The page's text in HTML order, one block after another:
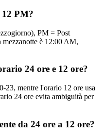
12 PM?
PM = Post
è 12:00 AM,
24 ore e 12 ore?
23, mentre l'orario 12 ore usa
24 ore evita ambiguità per
da 24 ore a 12 ore?